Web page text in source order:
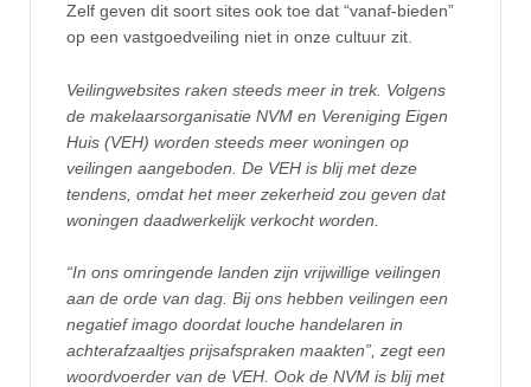
Zelf geven dit soort sites ook toe dat “vanaf-bieden”
op een vastgoedveiling niet in onze cultuur zit.
Veilingwebsites raken steeds meer in trek. Volgens
de makelaarsorganisatie NVM en Vereniging Eigen
Huis (VEH) worden steeds meer woningen op
veilingen aangeboden. De VEH is blij met deze
tendens, omdat het meer zekerheid zou geven dat
woningen daadwerkelijk verkocht worden.
“In ons omringende landen zijn vrijwillige veilingen
aan de orde van dag. Bij ons hebben veilingen een
negatief imago doordat louche handelaren in
achterafzaaltjes prijsafspraken maakten”, zegt een
woordvoerder van de VEH. Ook de NVM is blij met